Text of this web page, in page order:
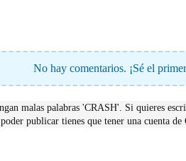
No hay comentarios. ¡Sé el
malas palabras 'CRASH'. Si quieres
poder publicar tienes que tener una cuenta de